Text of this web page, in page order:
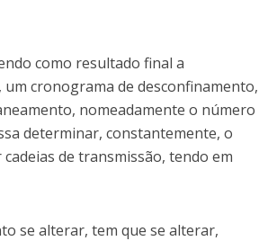
como resultado final a
cronograma de desconfinamento,
nomeadamente o número
determinar, constantemente, o
de transmissão, tendo em
se alterar, tem que se alterar,